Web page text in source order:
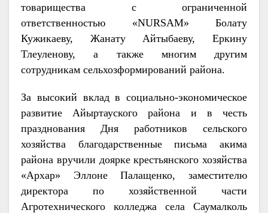
товарищества с ограниченной
ответственностью «NURSAM» Болату
Кужикаеву, Жанату Айтыбаеву, Еркину
Тлеуленову, а также многим другим
сотрудникам сельхозформирований района.
За высокий вклад в социально-экономическое
развитие Айыртауского района и в честь
празднования Дня работников сельского
хозяйства благодарственные письма акима
района вручили доярке крестьянского хозяйства
«Архар» Эллоне Палащенко, заместителю
директора по хозяйственной части
Агротехнического колледжа села Саумалколь